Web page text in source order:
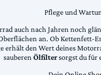
Pflege und
auch nach Jahren noch
an. Ob Kettenfett-
erhält den Wert deines
sauberenÖlfiltersorgst du für